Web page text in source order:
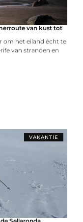
van kust tot
om het eiland écht te
van stranden en
VAKANTIE